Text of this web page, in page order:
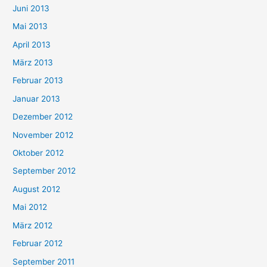
Juni 2013
Mai 2013
April 2013
März 2013
Februar 2013
Januar 2013
Dezember 2012
November 2012
Oktober 2012
September 2012
August 2012
Mai 2012
März 2012
Februar 2012
September 2011